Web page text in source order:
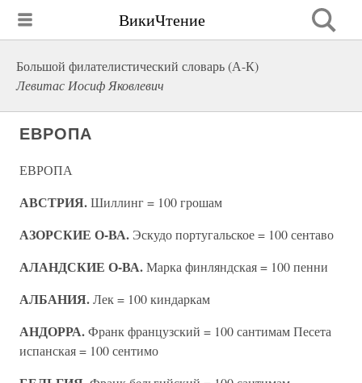
ВикиЧтение
Большой филателистический словарь (А-К)
Левитас Иосиф Яковлевич
ЕВРОПА
ЕВРОПА
АВСТРИЯ.Шиллинг = 100 грошам
АЗОРСКИЕ О-ВА. Эскудо португальское = 100 сентаво
АЛАНДСКИЕ О-ВА.Марка финляндская = 100 пенни
АЛБАНИЯ.Лек = 100 киндаркам
АНДОРРА.Франк французский = 100 сантимам Песета
испанская = 100 сентимо